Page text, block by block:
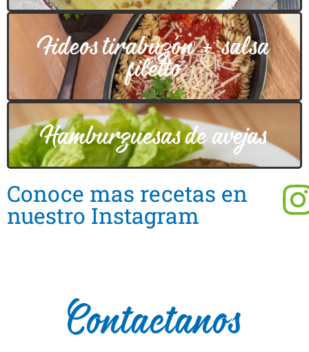
Fideos tirabuzón + salsa
filetto
Hamburguesas de avejas
Conoce mas recetas en
nuestro Instagram
Contactanos